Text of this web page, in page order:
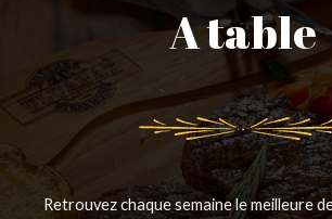
A table
Retrouvez chaque semaine le meilleure